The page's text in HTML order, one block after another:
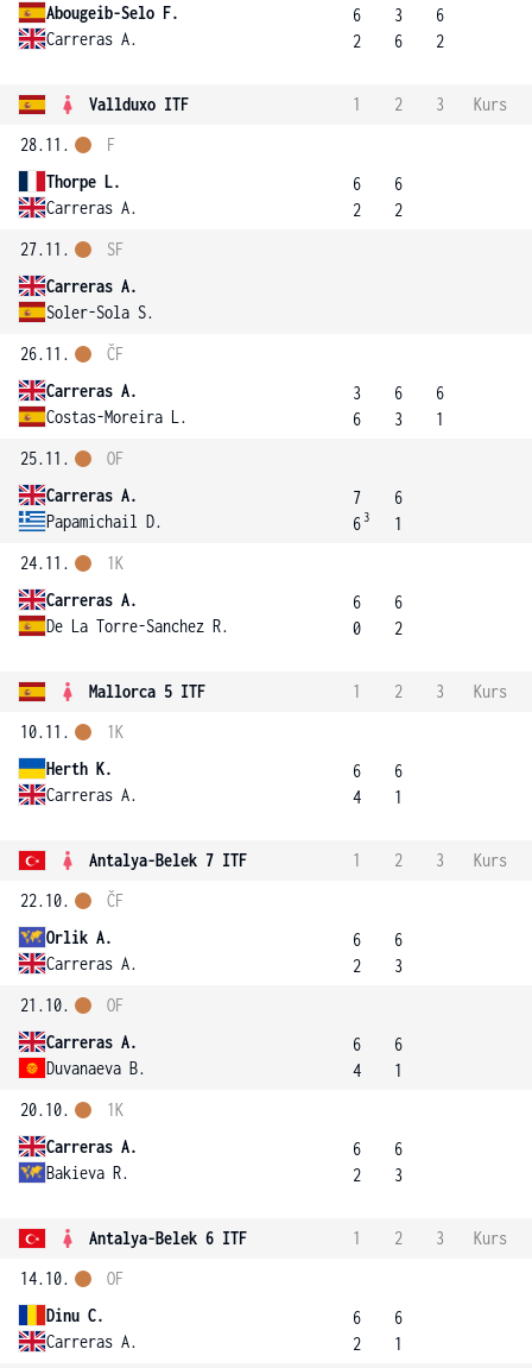
Abougeib-Selo F.
Carreras A.
6
2
3
6
6
2
Vallduxo ITF 1 2 3
Kurs
28.11.
Thorpe L.
Carreras A.
F
6
2
6
2
27.11.
Carreras A.
Soler-Sola S.
SF
26.11.
Carreras A.
Costas-Moreira L.
ČF
3
6
6
3
6
1
25.11.
Carreras A.
Papamichail D.
OF
7
6 3
6
1
24.11.
Carreras A.
De La Torre-Sanchez R.
1K
6
0
6
2
Mallorca 5 ITF 1 2 3
Kurs
10.11.
Herth K.
Carreras A.
1K
6
4
6
1
Antalya-Belek 7 ITF 1 2 3
Kurs
22.10.
Orlik A.
Carreras A.
ČF
6
2
6
3
21.10.
Carreras A.
Duvanaeva B.
OF
6
4
6
1
20.10.
Carreras A.
Bakieva R.
1K
6
2
6
3
Antalya-Belek 6 ITF 1 2 3
Kurs
14.10.
Dinu C.
Carreras A.
OF
6
2
6
1